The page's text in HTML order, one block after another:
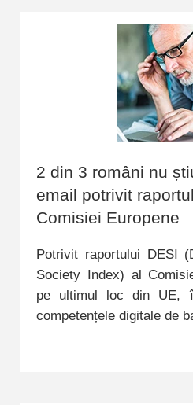
2 din 3 români nu
email potrivit
Comisiei Europene
Potrivit raportului DESI
Society Index) al
pe ultimul loc din UE,
competențele digitale de